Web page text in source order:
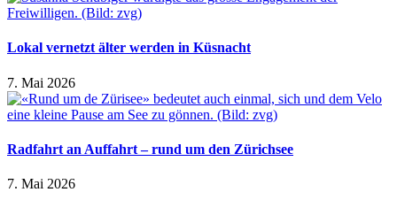
Lokal vernetzt älter werden in Küsnacht
7. Mai 2026
Radfahrt an Auffahrt – rund um den Zürichsee
7. Mai 2026